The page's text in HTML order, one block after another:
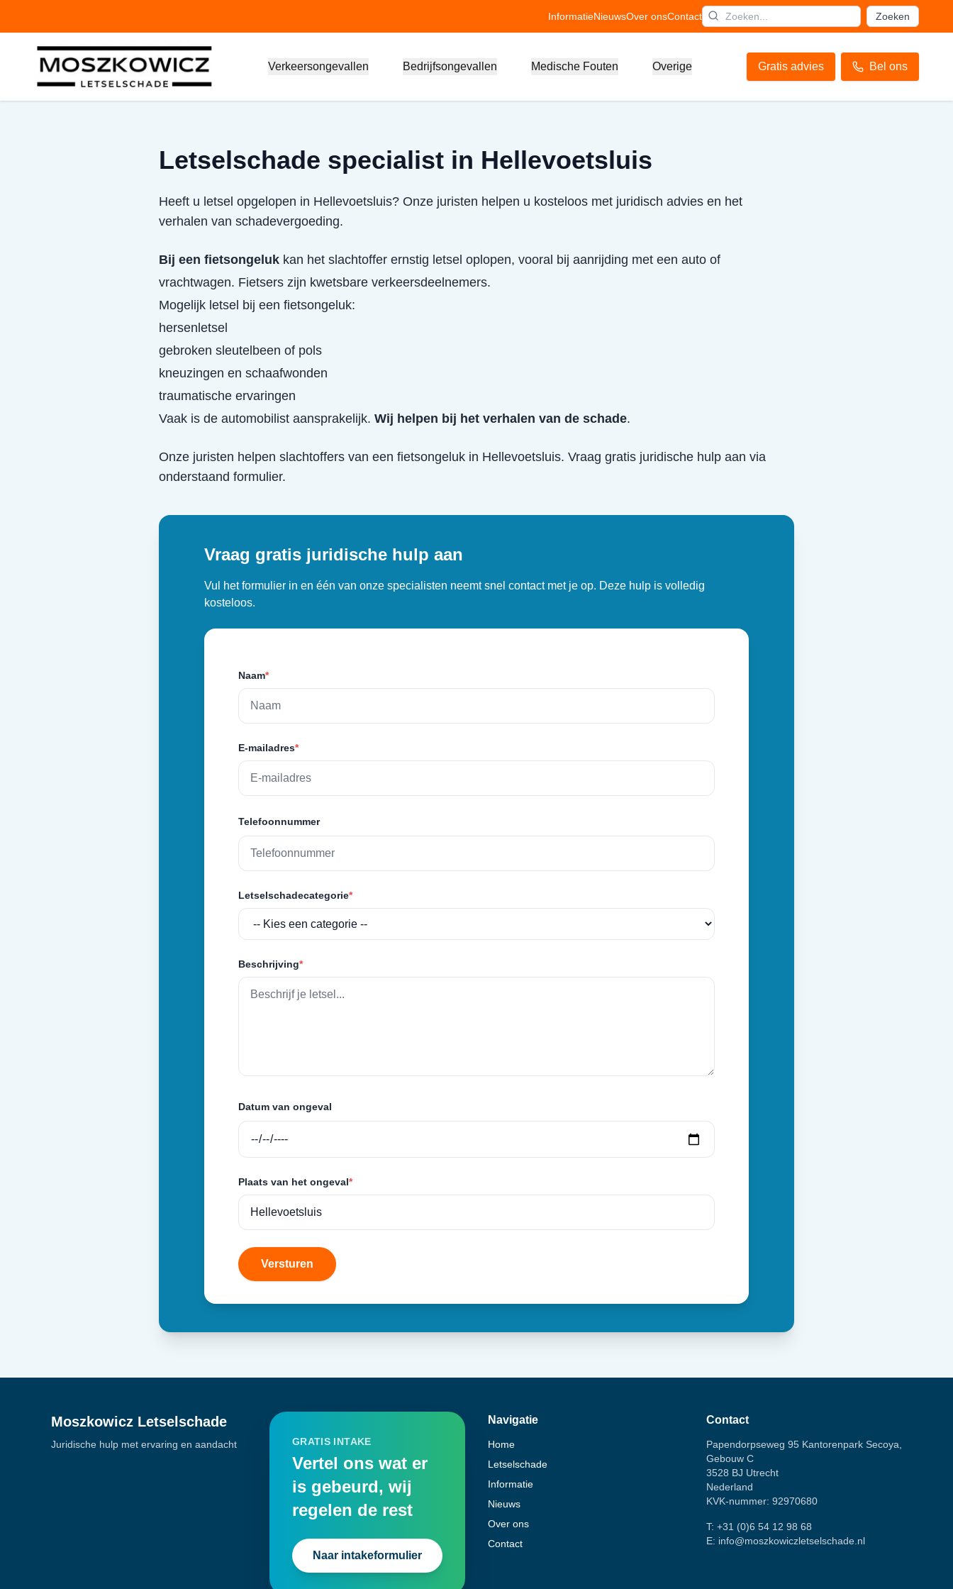
InformatieNieuwsOver onsContact Zoeken
Verkeersongevallen Bedrijfsongevallen Medische Fouten Overige Gratis advies Bel ons
Letselschade specialist in Hellevoetsluis
Heeft u letsel opgelopen in Hellevoetsluis? Onze juristen helpen u kosteloos met juridisch advies en het
verhalen van schadevergoeding.
Bij een fietsongeluk kan het slachtoffer ernstig letsel oplopen, vooral bij aanrijding met een auto of
vrachtwagen. Fietsers zijn kwetsbare verkeersdeelnemers.
Mogelijk letsel bij een fietsongeluk:
hersenletsel
gebroken sleutelbeen of pols
kneuzingen en schaafwonden
traumatische ervaringen
Vaak is de automobilist aansprakelijk. Wij helpen bij het verhalen van de schade.
Onze juristen helpen slachtoffers van een fietsongeluk in Hellevoetsluis. Vraag gratis juridische hulp aan via
onderstaand formulier.
Vraag gratis juridische hulp aan
Vul het formulier in en één van onze specialisten neemt snel contact met je op. Deze hulp is volledig
kosteloos.
Naam*
E-mailadres*
Telefoonnummer
Letselschadecategorie*
Beschrijving*
Datum van ongeval
Plaats van het ongeval*
Versturen
Moszkowicz Letselschade
Juridische hulp met ervaring en aandacht GRATIS INTAKE
Vertel ons wat er
is gebeurd, wij
regelen de rest
Naar intakeformulier
Navigatie
Home
Letselschade
Informatie
Nieuws
Over ons
Contact
Contact
Papendorpseweg 95 Kantorenpark Secoya,
Gebouw C
3528 BJ Utrecht
Nederland
KVK-nummer: 92970680
T: +31 (0)6 54 12 98 68
E: info@moszkowiczletselschade.nl